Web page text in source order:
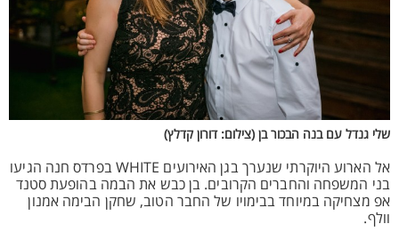
שלי גנדל עם בנה הבכור בן (צילום: דורון קדלץ)
אל הארוע היוקרתי שנערך בגן האירועים WHITE בפרדס חנה הגיעו
בני המשפחה והחברים הקרובים. בן כבש את הבמה בהופעת סטנד
אפ מצחיקה במיוחד בבימויו של החבר הטוב, שחקן הבימה אמנון
וולף.